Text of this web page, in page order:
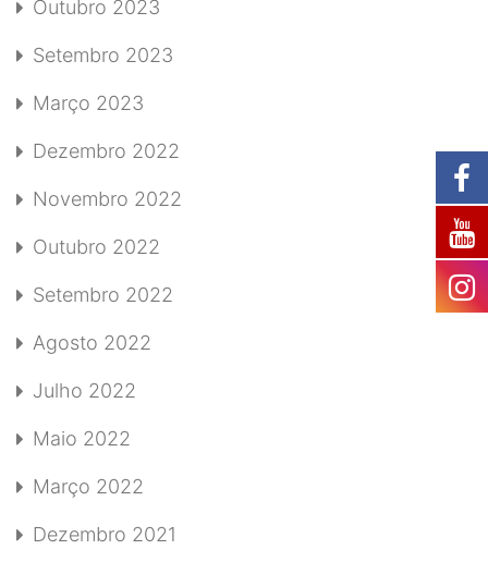
Outubro 2023
Setembro 2023
Março 2023
Dezembro 2022
Novembro 2022
Outubro 2022
Setembro 2022
Agosto 2022
Julho 2022
Maio 2022
Março 2022
Dezembro 2021